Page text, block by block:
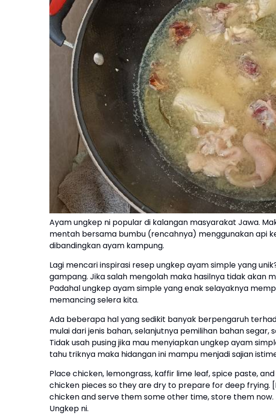
Ayam ungkep ni popular di kalangan masyarakat Jawa.
mentah bersama bumbu (rencahnya) menggunakan api
dibandingkan ayam kampung.
Lagi mencari inspirasi resep ungkep ayam simple yang
gampang. Jika salah mengolah maka hasilnya tidak akan
Padahal ungkep ayam simple yang enak selayaknya
memancing selera kita.
Ada beberapa hal yang sedikit banyak berpengaruh
mulai dari jenis bahan, selanjutnya pemilihan bahan
Tidak usah pusing jika mau menyiapkan ungkep ayam
tahu triknya maka hidangan ini mampu menjadi sajian
Place chicken, lemongrass, kaffir lime leaf, spice paste,
chicken pieces so they are dry to prepare for deep frying.
chicken and serve them some other time, store them
Ungkep ni.